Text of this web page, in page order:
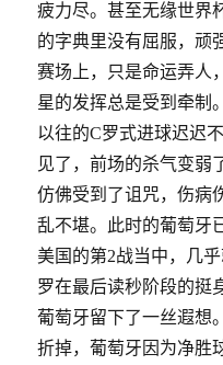
疲力尽。甚至无缘世界
的字典里没有屈服，顽
赛场上，只是命运弄人
星的发挥总是受到牵制
以往的C罗式进球迟迟
见了，前场的杀气变
仿佛受到了诅咒，伤病
乱不堪。此时的葡萄牙
美国的第2战当中，几
罗在最后读秒阶段的挺
葡萄牙留下了一丝遐想
折掉，葡萄牙因为净胜